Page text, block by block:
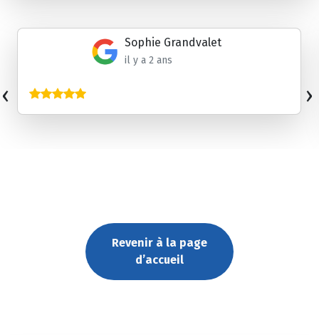
Sophie Grandvalet
il y a 2 ans
‹ ›
Revenir à la page
d’accueil